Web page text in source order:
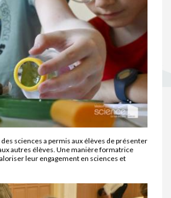
sciences a permis aux élèves de présenter
autres élèves. Une manière formatrice
leur engagement en sciences et